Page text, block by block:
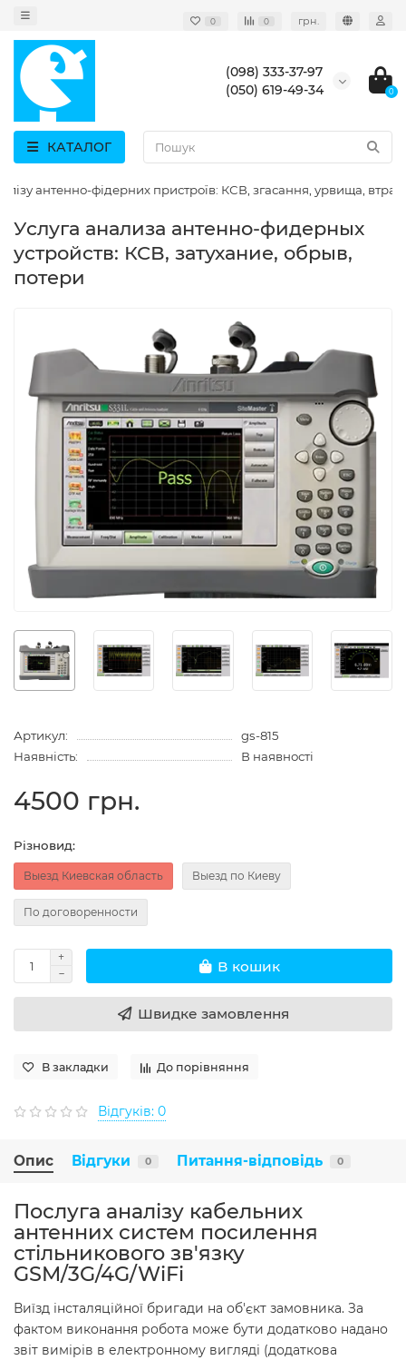
0 0 грн.
(098) 333-37-97
(050) 619-49-34
0
КАТАЛОГ
антенно-фідерних пристроїв: КСВ, згасання, урвища,
Услуга анализа антенно-фидерных
устройств: КСВ, затухание, обрыв,
потери
Артикул:
gs-815
Наявність:
В наявності
4500 грн.
Різновид:
Выезд Киевская область Выезд по Киеву
По договоренности
В кошик
Швидке замовлення
В закладки До порівняння
Відгуків: 0
Опис Відгуки 0 Питання-відповідь 0
Послуга аналізу кабельних
антенних систем посилення
стільникового зв'язку
GSM/3G/4G/WiFi
Виїзд інсталяційної бригади на об'єкт замовника. За
фактом виконання робота може бути додатково надано
звіт вимірів в електронному вигляді (додаткова